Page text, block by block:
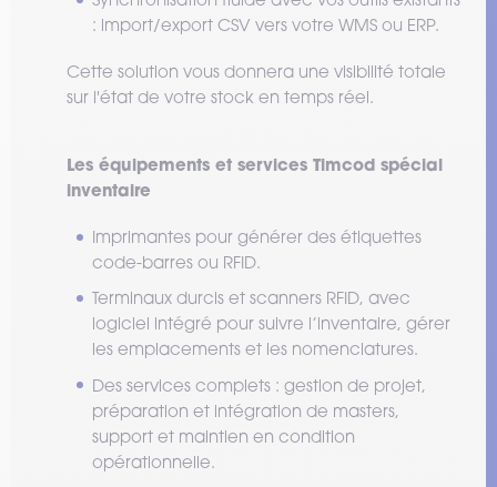
: import/export CSV vers votre WMS ou ERP.
Cette solution vous donnera une visibilité totale
sur l'état de votre stock en temps réel.
Les équipements et services Timcod spécial
inventaire
Imprimantes pour générer des étiquettes
code-barres ou RFID.
Terminaux durcis et scanners RFID, avec
logiciel intégré pour suivre l’inventaire, gérer
les emplacements et les nomenclatures.
Des services complets : gestion de projet,
préparation et intégration de masters,
support et maintien en condition
opérationnelle.